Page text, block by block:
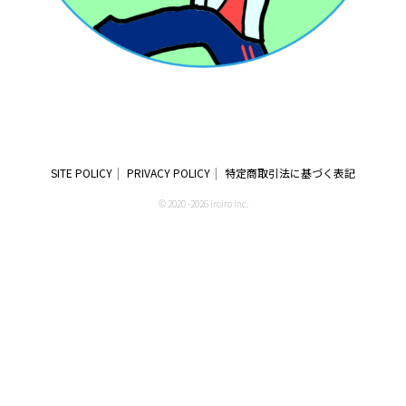
SITE POLICY PRIVACY POLICY 特定商取引法に基づく表記
© 2020 -2026 iroiro inc.